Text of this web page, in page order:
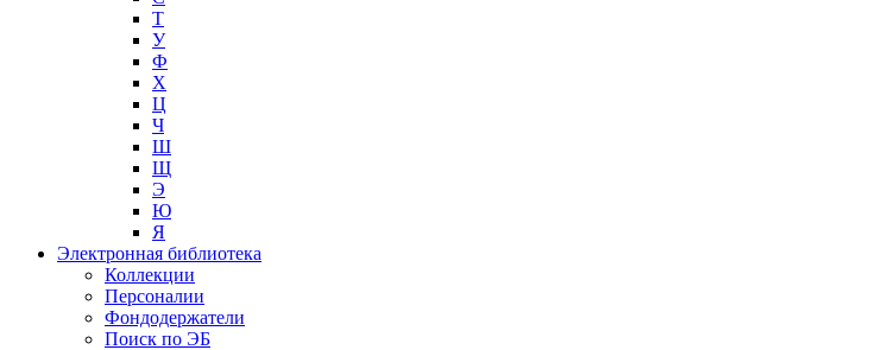
Т
У
Ф
Х
Ц
Ч
Ш
Щ
Э
Ю
Я
Электронная библиотека
Коллекции
Персоналии
Фондодержатели
Поиск по ЭБ